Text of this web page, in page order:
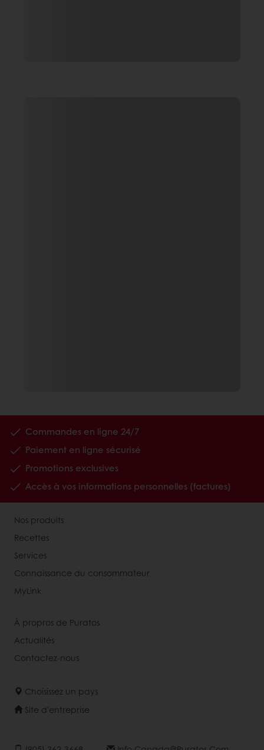
Commandes en ligne 24/7
Paiement en ligne sécurisé
Promotions exclusives
Accès à vos informations personnelles (factures)
Nos produits
Recettes
Services
Connaissance du consommateur
MyLink
À propros de Puratos
Actualités
Contactez-nous
Choisissez un pays
Site d'entreprise